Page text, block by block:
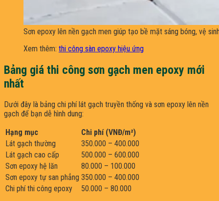
Sơn epoxy lên nền gạch men giúp tạo bề mặt sáng bóng, vệ
Xem thêm: thi công sàn epoxy hiệu ứng
Bảng giá thi công sơn gạch men epoxy mới
nhất
Dưới đây là bảng chi phí lát gạch truyền thống và sơn epoxy lên nền
gạch để bạn dễ hình dung:
Hạng mục
Chi phí (VNĐ/m²)
Lát gạch thường
350.000 – 400.000
Lát gạch cao cấp
500.000 – 600.000
Sơn epoxy hệ lăn
80.000 – 100.000
Sơn epoxy tự san phẳng 350.000 – 400.000
Chi phí thi công epoxy
50.000 – 80.000